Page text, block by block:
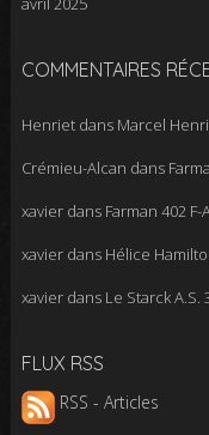
COMMENTAIRES
Henrietdans Marcel
Crémieu-Alcan dans
xavierdans Farman 402
xavierdans Hélice
xavierdans Le Starck A.S.
FLUX RSS
RSS - Articles